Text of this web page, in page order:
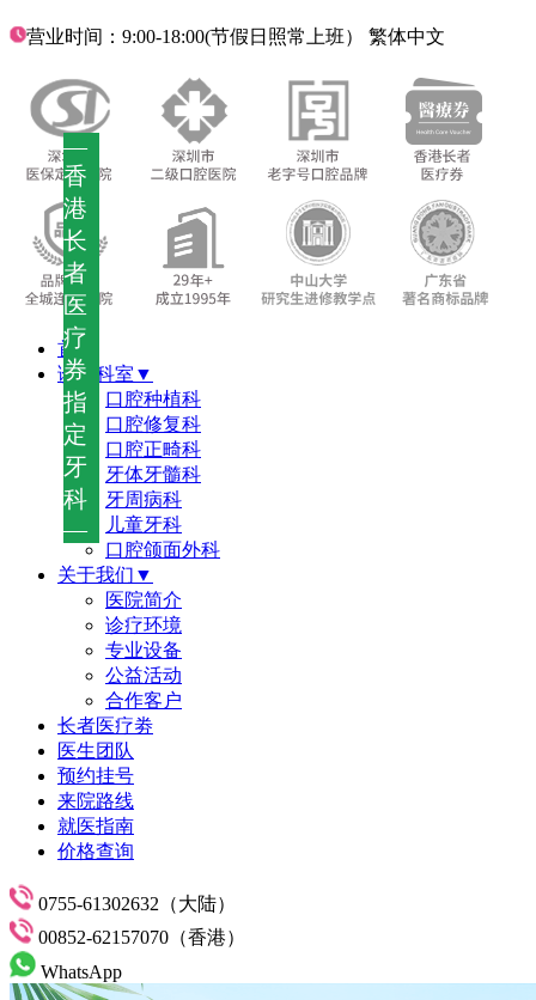
—
香
港
长
者
医
疗
券
指
定
牙
科
—
营业时间：9:00-18:00(节假日照常上班） 繁体中文
首页
诊疗科室▼
口腔种植科
口腔修复科
口腔正畸科
牙体牙髓科
牙周病科
儿童牙科
口腔颌面外科
关于我们▼
医院简介
诊疗环境
专业设备
公益活动
合作客户
长者医疗劵
医生团队
预约挂号
来院路线
就医指南
价格查询
0755-61302632（大陆）
00852-62157070（香港）
WhatsApp